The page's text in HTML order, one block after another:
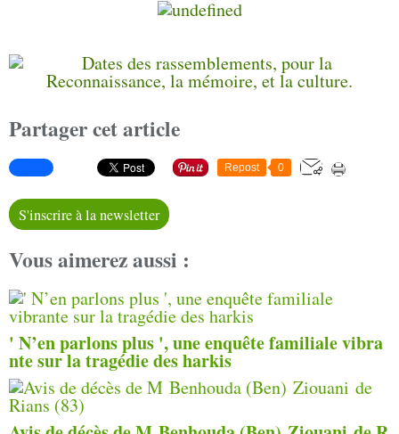
Partager cet article
Repost 0
S'inscrire à la newsletter
Vous aimerez aussi :
' N’en parlons plus ', une enquête familiale vibra
nte sur la tragédie des harkis